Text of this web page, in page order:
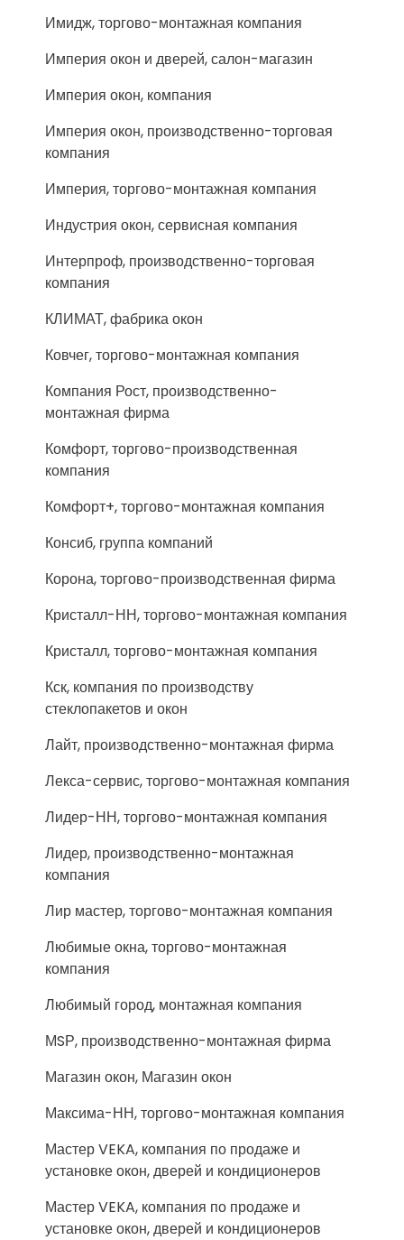
Имидж, торгово-монтажная компания
Империя окон и дверей, салон-магазин
Империя окон, компания
Империя окон, производственно-торговая
компания
Империя, торгово-монтажная компания
Индустрия окон, сервисная компания
Интерпроф, производственно-торговая
компания
КЛИМАТ, фабрика окон
Ковчег, торгово-монтажная компания
Компания Рост, производственно-
монтажная фирма
Комфорт, торгово-производственная
компания
Комфорт+, торгово-монтажная компания
Консиб, группа компаний
Корона, торгово-производственная фирма
Кристалл-НН, торгово-монтажная компания
Кристалл, торгово-монтажная компания
Кск, компания по производству
стеклопакетов и окон
Лайт, производственно-монтажная фирма
Лекса-сервис, торгово-монтажная компания
Лидер-НН, торгово-монтажная компания
Лидер, производственно-монтажная
компания
Лир мастер, торгово-монтажная компания
Любимые окна, торгово-монтажная
компания
Любимый город, монтажная компания
МSР, производственно-монтажная фирма
Магазин окон, Магазин окон
Максима-НН, торгово-монтажная компания
Мастер VEKA, компания по продаже и
установке окон, дверей и кондиционеров
Мастер VEKA, компания по продаже и
установке окон, дверей и кондиционеров